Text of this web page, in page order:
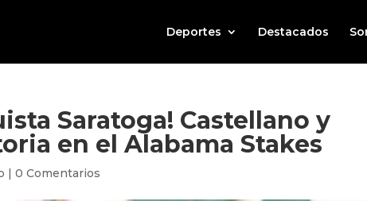
Deportes Destacados
Saratoga! Castellano y
en el Alabama Stakes
|0 Comentarios